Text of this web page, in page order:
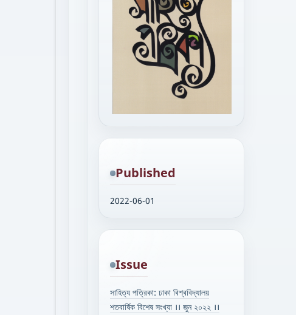
Published
2022-06-01
Issue
সাহিত্য পত্রিকা: ঢাকা বিশ্ববিদ্যালয়
শতবার্ষিক বিশেষ সংখ্যা ।। জুন ২০২২ ।।